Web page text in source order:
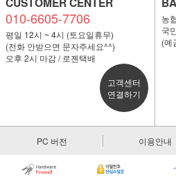
010-6605-7706
평일 12시 ~ 4시 (토요일휴무)
(전화 안받으면 문자주세요^^)
오후 2시 마감 / 로젠택배
고객센터
연결하기
농
국
(예
PC 버전 이용안내